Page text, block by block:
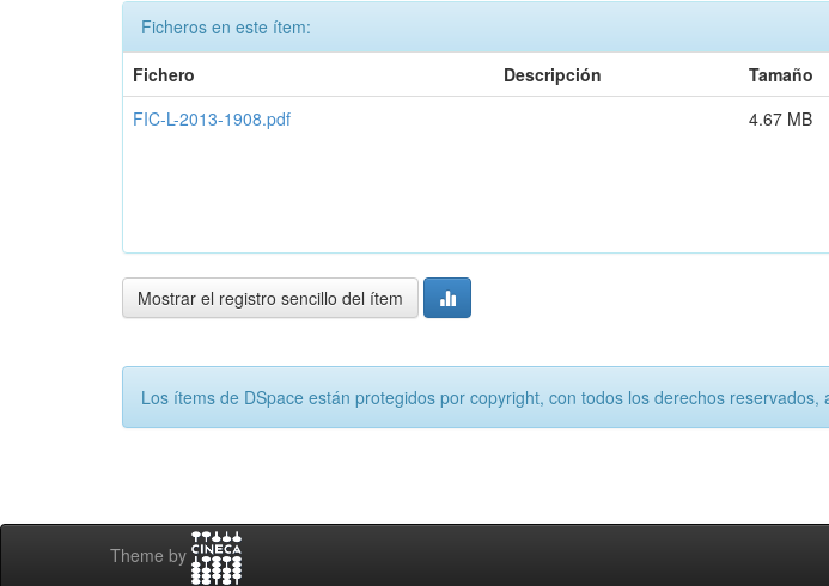
Ficheros en este ítem:
Fichero
Descripción Tamaño
FIC-L-2013-1908.pdf
4.67 MB
Mostrar el registro sencillo del ítem
Los ítems de DSpace están protegidos por copyright, con todos los derechos
Theme by